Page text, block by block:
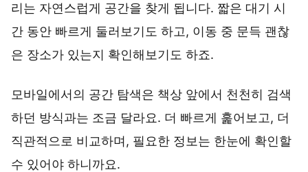
리는 자연스럽게 공간을 찾게 됩니다. 짧은 대기 시
간 동안 빠르게 둘러보기도 하고, 이동 중 문득 괜찮
은 장소가 있는지 확인해보기도 하죠.
모바일에서의 공간 탐색은 책상 앞에서 천천히 검색
하던 방식과는 조금 달라요. 더 빠르게 훑어보고, 더
직관적으로 비교하며, 필요한 정보는 한눈에 확인할
수 있어야 하니까요.